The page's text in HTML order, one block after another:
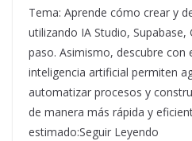
Tema: Aprende cómo crear y
utilizando IA Studio, Supabase,
paso. Asimismo, descubre con
inteligencia artificial permiten
automatizar procesos y
de manera más rápida y
estimado:Seguir Leyendo